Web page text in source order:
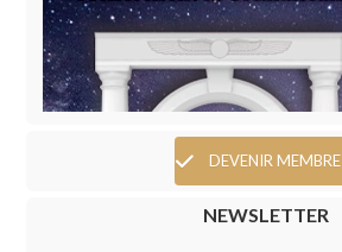
DEVENIR MEMBRE
NEWSLETTER